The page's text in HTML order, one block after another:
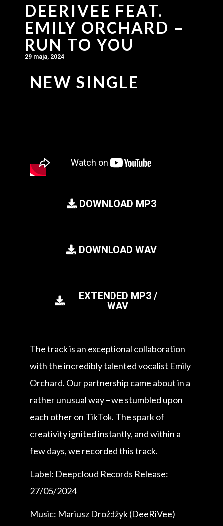
DEERIVEE FEAT.
EMILY ORCHARD –
RUN TO YOU
29 maja, 2024
NEW SINGLE
DOWNLOAD MP3
DOWNLOAD WAV
EXTENDED MP3 /
WAV
The track is an exceptional collaboration
with the incredibly talented vocalist Emily
Orchard. Our partnership came about in a
rather unusual way – we stumbled upon
each other on TikTok. The spark of
creativity ignited instantly, and within a
few days, we recorded this track.
Label: Deepcloud Records Release:
27/05/2024
Music: Mariusz Drożdżyk (DeeRiVee)